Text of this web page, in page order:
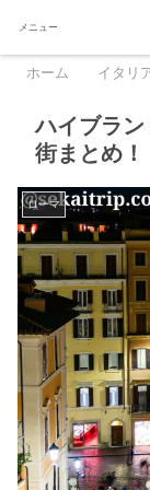
ホーム イタリ
ハイブラ
街まとめ！
ローマ
メニュー